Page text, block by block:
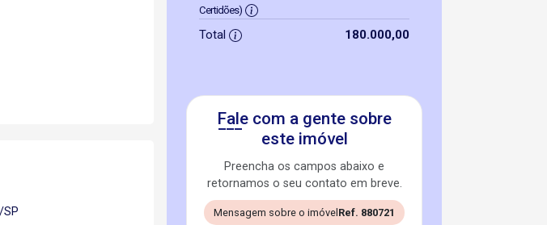
Certidões)
Total 180.000,00
Fale com a gente sobre
este imóvel
Preencha os campos abaixo e
retornamos o seu contato em breve.
Mensagem sobre o imóvel Ref. 880721